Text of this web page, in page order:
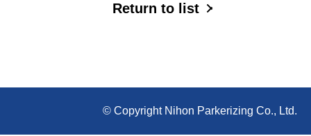
Return to list
© Copyright Nihon Parkerizing Co., Ltd.